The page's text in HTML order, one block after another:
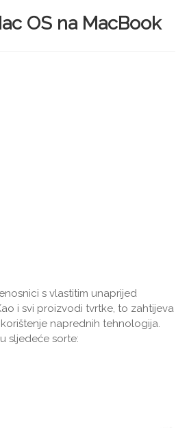
OS na MacBook
s vlastitim unaprijed
i svi proizvodi tvrtke, to zahtijeva
naprednih tehnologija.
sljedeće sorte: